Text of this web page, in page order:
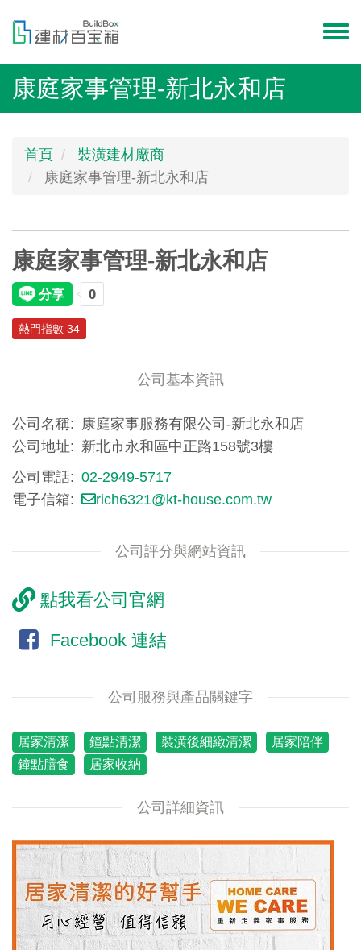
容
menu
康庭家事管理-新北永和店
首頁
裝潢建材廠商
康庭家事管理-新北永和店
康庭家事管理-新北永和店
熱門指數 34
公司基本資訊
公司名稱
康庭家事服務有限公司-新北永和店
公司地址
新北市永和區中正路158號3樓
公司電話
02-2949-5717
電子信箱
rich6321@kt-house.com.tw
公司評分與網站資訊
點我看公司官網
Facebook 連結
公司服務與產品關鍵字
居家清潔 鐘點清潔 裝潢後細緻清潔
居家陪伴
鐘點膳食
居家收納
公司詳細資訊